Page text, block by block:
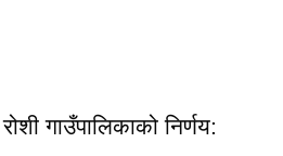
गाउँपालिकाको निर्णय: